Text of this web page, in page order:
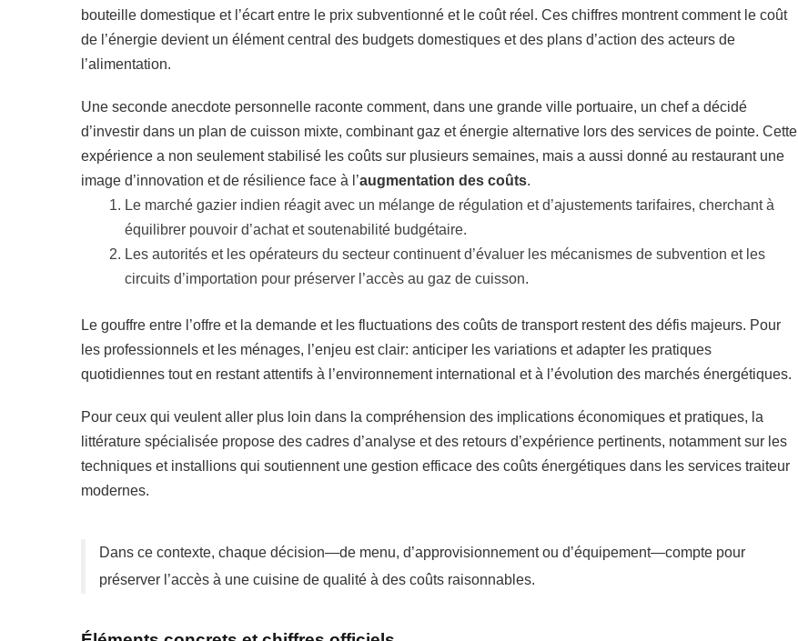
bouteille domestique et l’écart entre le prix subventionné et le coût réel. Ces chiffres montrent comment le coût
de l’énergie devient un élément central des budgets domestiques et des plans d’action des acteurs de
l’alimentation.
Une seconde anecdote personnelle raconte comment, dans une grande ville portuaire, un chef a décidé
d’investir dans un plan de cuisson mixte, combinant gaz et énergie alternative lors des services de pointe. Cette
expérience a non seulement stabilisé les coûts sur plusieurs semaines, mais a aussi donné au restaurant une
image d’innovation et de résilience face à l’augmentation des coûts.
Le marché gazier indien réagit avec un mélange de régulation et d’ajustements tarifaires, cherchant à
équilibrer pouvoir d’achat et soutenabilité budgétaire.
Les autorités et les opérateurs du secteur continuent d’évaluer les mécanismes de subvention et les
circuits d’importation pour préserver l’accès au gaz de cuisson.
Le gouffre entre l’offre et la demande et les fluctuations des coûts de transport restent des défis majeurs. Pour
les professionnels et les ménages, l’enjeu est clair: anticiper les variations et adapter les pratiques
quotidiennes tout en restant attentifs à l’environnement international et à l’évolution des marchés énergétiques.
Pour ceux qui veulent aller plus loin dans la compréhension des implications économiques et pratiques, la
littérature spécialisée propose des cadres d’analyse et des retours d’expérience pertinents, notamment sur les
techniques et installions qui soutiennent une gestion efficace des coûts énergétiques dans les services traiteur
modernes.
Dans ce contexte, chaque décision—de menu, d’approvisionnement ou d’équipement—compte pour
préserver l’accès à une cuisine de qualité à des coûts raisonnables.